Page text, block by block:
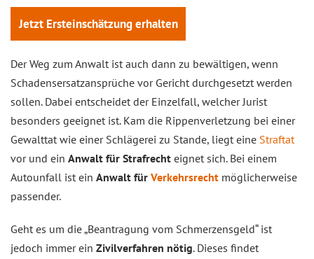
Jetzt Ersteinschätzung erhalten
Der Weg zum Anwalt ist auch dann zu bewältigen, wenn
Schadensersatzansprüche vor Gericht durchgesetzt werden
sollen. Dabei entscheidet der Einzelfall, welcher Jurist
besonders geeignet ist. Kam die Rippenverletzung bei einer
Gewalttat wie einer Schlägerei zu Stande, liegt eine Straftat
vor und ein Anwalt für Strafrecht eignet sich. Bei einem
Autounfall ist ein Anwalt für Verkehrsrecht möglicherweise
passender.
Geht es um die „Beantragung vom Schmerzensgeld“ ist
jedoch immer ein Zivilverfahren nötig. Dieses findet